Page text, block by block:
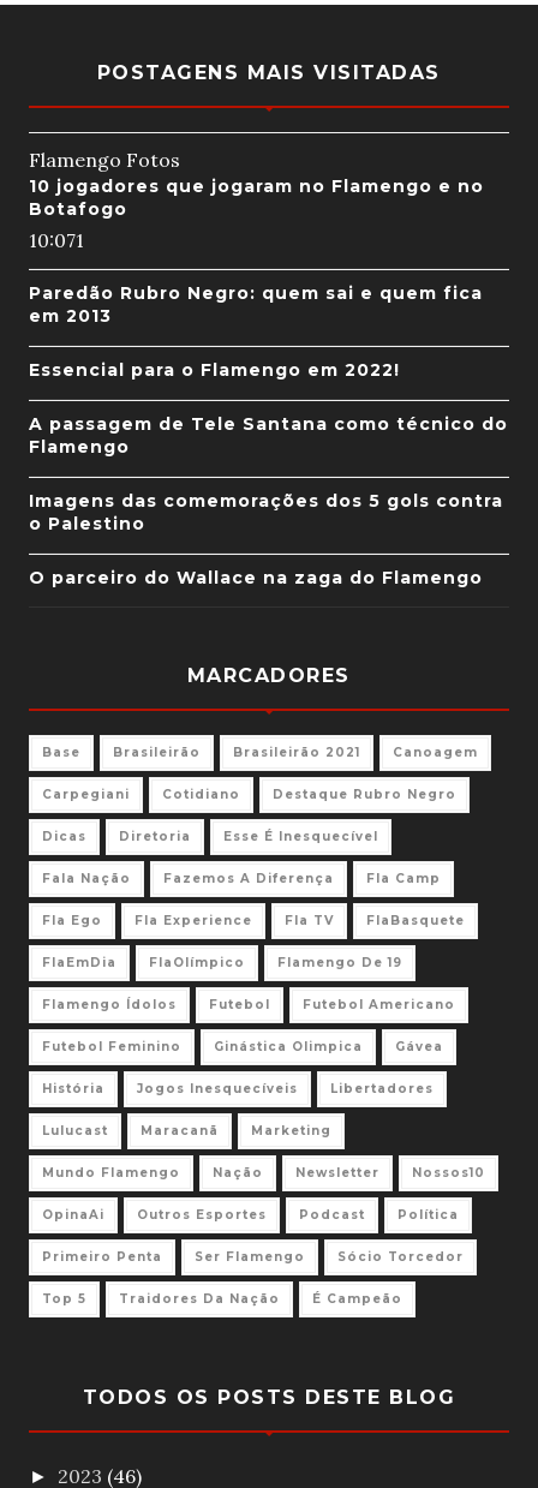
POSTAGENS MAIS VISITADAS
Flamengo Fotos
10 jogadores que jogaram no Flamengo e no
Botafogo
10:071
Paredão Rubro Negro: quem sai e quem fica
em 2013
Essencial para o Flamengo em 2022!
A passagem de Tele Santana como técnico do
Flamengo
Imagens das comemorações dos 5 gols contra
o Palestino
O parceiro do Wallace na zaga do Flamengo
MARCADORES
Base Brasileirão Brasileirão 2021 Canoagem
Carpegiani Cotidiano Destaque Rubro Negro
Dicas Diretoria Esse É Inesquecível
Fala Nação Fazemos A Diferença Fla Camp
Fla Ego Fla Experience Fla TV FlaBasquete
FlaEmDia FlaOlímpico Flamengo De 19
Flamengo Ídolos Futebol Futebol Americano
Futebol Feminino Ginástica Olimpica Gávea
História Jogos Inesquecíveis Libertadores
Lulucast Maracanã Marketing
Mundo Flamengo Nação Newsletter Nossos10
OpinaAi Outros Esportes Podcast Política
Primeiro Penta Ser Flamengo Sócio Torcedor
Top 5 Traidores Da Nação É Campeão
TODOS OS POSTS DESTE BLOG
► 2023 (46)